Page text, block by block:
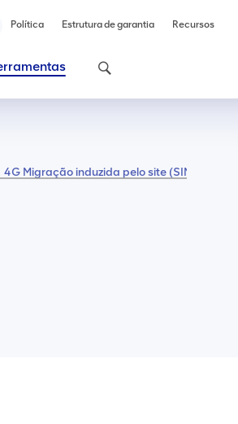
Política Estrutura de garantia Recursos
Pesquisar
4G Migração induzida pelo site (SIM)